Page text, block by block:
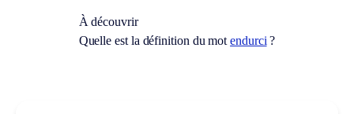
À découvrir
Quelle est la définition du motendurci ?